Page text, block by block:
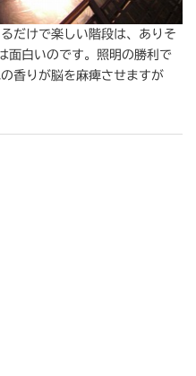
だけで楽しい階段は、ありそ
面白いのです。照明の勝利で
香りが脳を麻痺させますが